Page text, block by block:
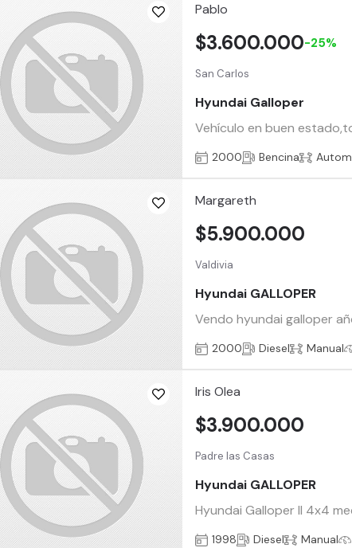
Pablo
San Carlos
Hyundai Galloper
Vehículo en buen
$3.600.000-25%
2000 Bencina
Margareth
Valdivia
Hyundai GALLOPER
Vendo hyundai galloper
$5.900.000
2000 Diesel Manual
Iris Olea
Padre las Casas
Hyundai GALLOPER
Hyundai Galloper II 4x4
$3.900.000
1998 Diesel Manual